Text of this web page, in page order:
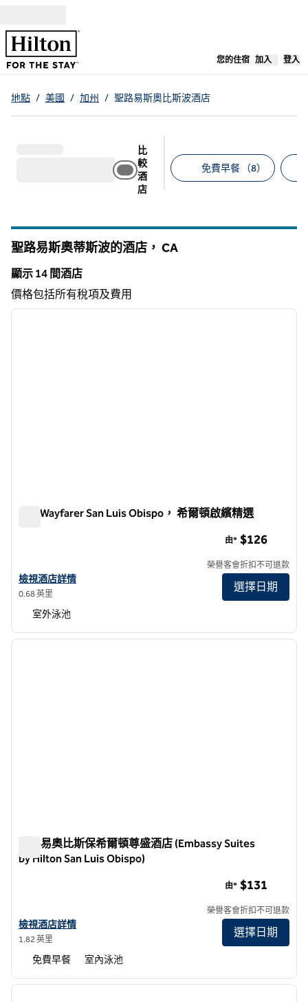
您的住宿，開啟新分
加入 登入
地點 / 美國 / 加州 / 聖路易斯奧比斯波酒店
比
較
酒
店
免費早餐 （8）
聖路易斯奧蒂斯波的酒店， CA
顯示 14 間酒店
顯示 14 間酒店
價格包括所有稅項及費用
第 1 頁，共 12 頁
下一
The Wayfarer San Luis Obispo， 希爾頓啟繽精選
查看 The Wayfarer San Luis Obispo 及 希爾頓啟繽精選 酒店詳情
檢視酒店詳情
0.68 英里
由* $126
榮譽客會折扣不可退款
選擇日期
室外泳池
第 1 頁，共 12 頁
下一
聖路易奧比斯保希爾頓尊盛酒店 (Embassy Suites
by Hilton San Luis Obispo)
查看聖路易斯奧比斯波Embassy Suites by Hilton詳情
檢視酒店詳情
1.82 英里
由* $131
榮譽客會折扣不可退款
選擇日期
免費早餐 室內泳池
第 1 頁，共 12 頁
下一